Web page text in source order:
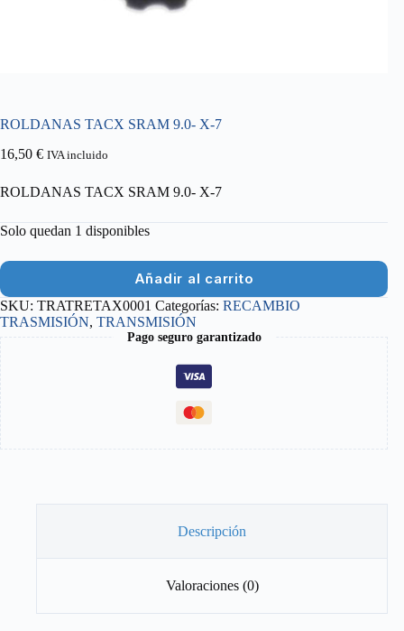
ROLDANAS TACX SRAM 9.0- X-7
16,50 € IVA incluido
ROLDANAS TACX SRAM 9.0- X-7
Solo quedan 1 disponibles
Añadir al carrito
SKU: TRATRETAX0001 Categorías: RECAMBIO
TRASMISIÓN, TRANSMISIÓN
Pago seguro garantizado
Descripción
Valoraciones (0)